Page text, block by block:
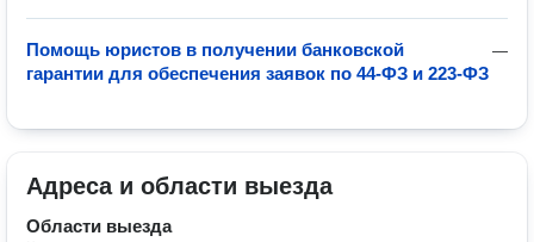
—
Помощь юристов в получении банковской
гарантии для обеспечения заявок по 44-ФЗ и 223-ФЗ
Адреса и области выезда
Области выезда